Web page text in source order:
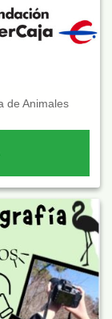
de Animales